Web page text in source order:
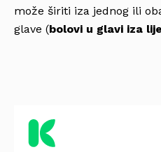
može širiti iza jednog ili
glave (bolovi u glavi iza